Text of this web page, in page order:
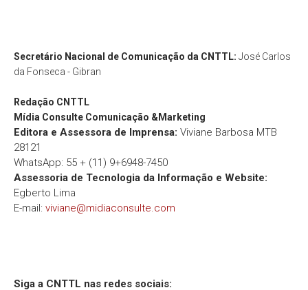
Secretário Nacional de Comunicação da CNTTL: José Carlos
da Fonseca - Gibran
Redação CNTTL
Mídia Consulte Comunicação &Marketing
Editora e Assessora de Imprensa: Viviane Barbosa MTB
28121
WhatsApp: 55 + (11) 9+6948-7450
Assessoria de Tecnologia da Informação e Website:
Egberto Lima
E-mail: viviane@midiaconsulte.com
Siga a CNTTL nas redes sociais: